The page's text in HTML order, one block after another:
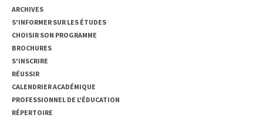
ARCHIVES
S'INFORMER SUR LES ÉTUDES
CHOISIR SON PROGRAMME
BROCHURES
S'INSCRIRE
RÉUSSIR
CALENDRIER ACADÉMIQUE
PROFESSIONNEL DE L'ÉDUCATION
RÉPERTOIRE